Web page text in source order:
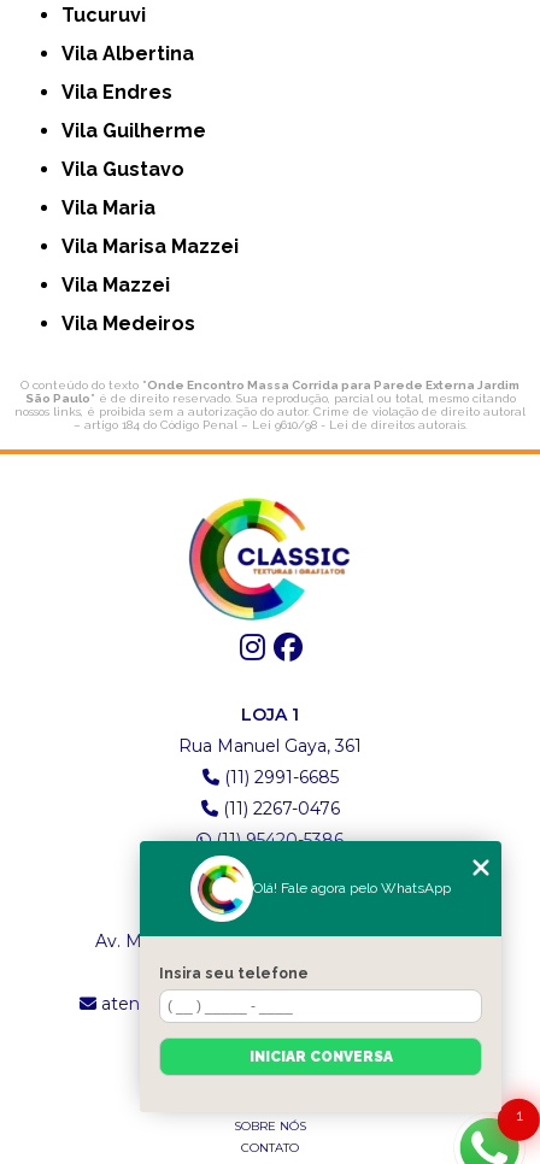
Tucuruvi
Vila Albertina
Vila Endres
Vila Guilherme
Vila Gustavo
Vila Maria
Vila Marisa Mazzei
Vila Mazzei
Vila Medeiros
O conteúdo do texto "Onde Encontro Massa Corrida para Parede Externa Jardim
São Paulo" é de direito reservado. Sua reprodução, parcial ou total, mesmo citando
nossos links, é proibida sem a autorização do autor. Crime de violação de direito autoral
– artigo 184 do Código Penal – Lei 9610/98 - Lei de direitos autorais.
LOJA 1
Rua Manuel Gaya, 361
(11) 2991-6685
(11) 2267-0476
(11) 95420-5386
LOJA 2
Av. Maria Amália Lopes de Azevedo, 4260
(11) 2241-8434
atendimento.classictexturas@outlook.com
MENU
SOBRE NÓS
CONTATO
1
Olá! Fale agora pelo WhatsApp
Insira seu telefone
INICIAR CONVERSA